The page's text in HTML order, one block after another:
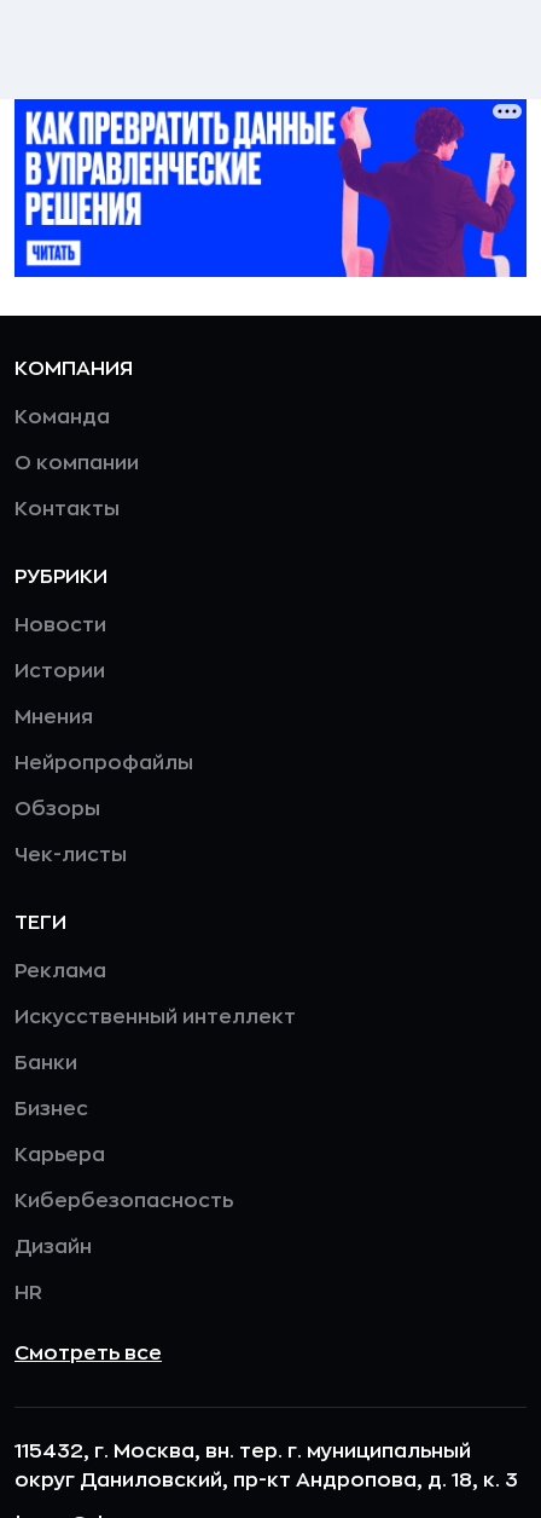
КОМПАНИЯ
Команда
О компании
Контакты
РУБРИКИ
Новости
Истории
Мнения
Нейропрофайлы
Обзоры
Чек-листы
ТЕГИ
Реклама
Искусственный интеллект
Банки
Бизнес
Карьера
Кибербезопасность
Дизайн
HR
Смотреть все
115432, г. Москва, вн. тер. г. муниципальный
округ Даниловский, пр-кт Андропова, д. 18, к. 3